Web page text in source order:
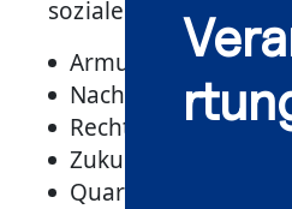
sozialen
Armut und
Nachhaltige
Rechtsextremismus
Zukunft der